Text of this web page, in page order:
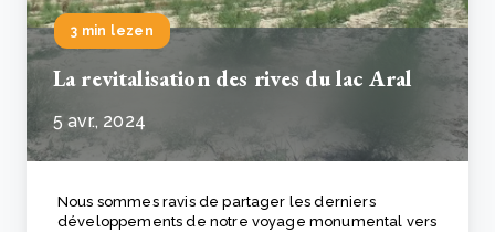
3 min lezen
La revitalisation des rives du lac Aral
5 avr., 2024
Nous sommes ravis de partager les derniers
développements de notre voyage monumental vers